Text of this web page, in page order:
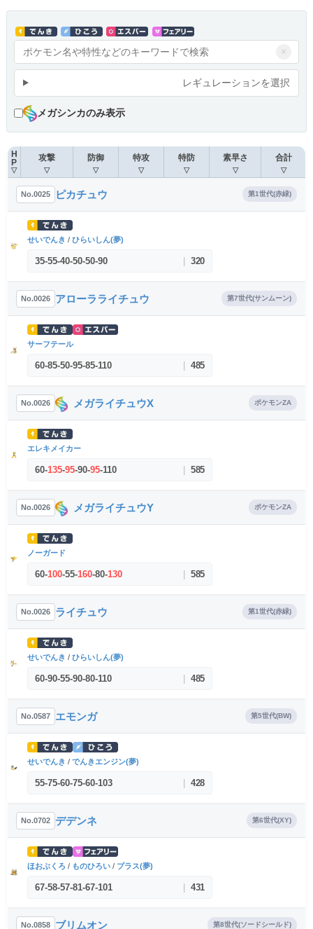
×
レギュレーションを選択
メガシンカのみ表示
H
P
▽
攻撃
▽
防御
▽
特攻
▽
特防
▽
素早さ
▽
合計
▽
No.0025 ピカチュウ 第1世代(赤緑)
せいでんき / ひらいしん(夢)
35-55-40-50-50-90 320
No.0026 アローラライチュウ 第7世代(サンムーン)
サーフテール
60-85-50-95-85-110 485
No.0026 メガライチュウX ポケモンZA
エレキメイカー
60-135-95-90-95-110 585
No.0026 メガライチュウY ポケモンZA
ノーガード
60-100-55-160-80-130 585
No.0026 ライチュウ 第1世代(赤緑)
せいでんき / ひらいしん(夢)
60-90-55-90-80-110 485
No.0587 エモンガ 第5世代(BW)
せいでんき / でんきエンジン(夢)
55-75-60-75-60-103 428
No.0702 デデンネ 第6世代(XY)
ほおぶくろ / ものひろい / プラス(夢)
67-58-57-81-67-101 431
No.0858 ブリムオン 第8世代(ソードシールド)